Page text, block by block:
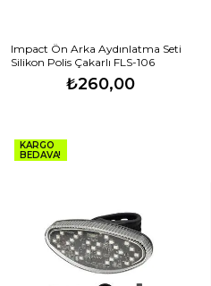
Impact Ön Arka Aydınlatma Seti
Silikon Polis Çakarlı FLS-106
₺260,00
KARGO
BEDAVA!